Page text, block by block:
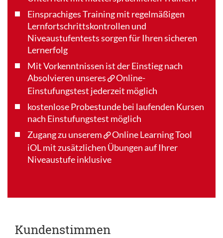
Einsprachiges Training mit regelmäßigen
Lernfortschrittskontrollen und
Niveaustufentests sorgen für Ihren sicheren
Lernerfolg
Mit Vorkenntnissen ist der Einstieg nach
Absolvieren unseres
Online-
Einstufungstest jederzeit möglich
kostenlose Probestunde bei laufenden Kursen
nach Einstufungstest möglich
Zugang zu unserem
Online Learning Tool
iOLmit zusätzlichen Übungen auf Ihrer
Niveaustufe inklusive
Kundenstimmen